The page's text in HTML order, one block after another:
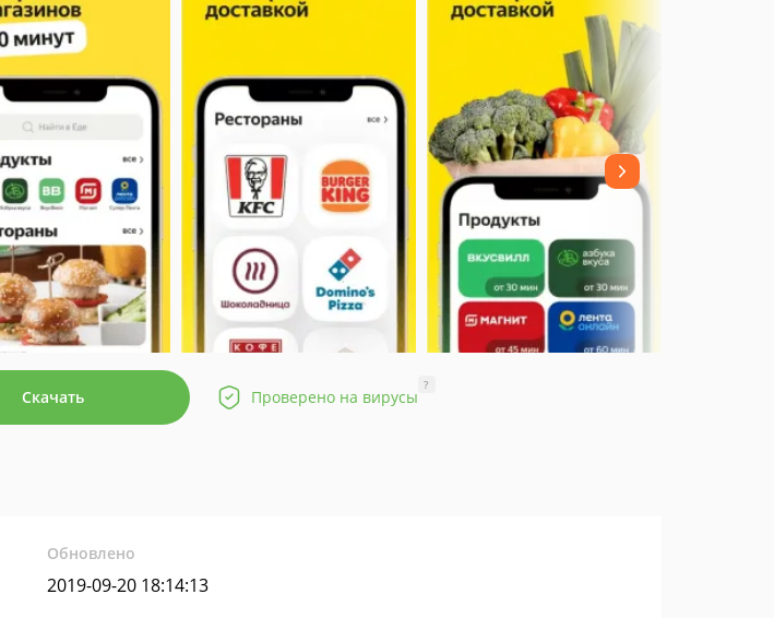
Скачать Проверено на вирусы
?
Обновлено
2019-09-20 18:14:13